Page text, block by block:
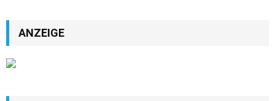
ANZEIGE